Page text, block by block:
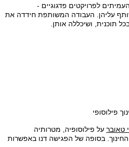
לפרויקטים פדגוגיים -
עליהן. העבודה המשותפת חידדה את
תוכנית, ושיכללה אותן.
פילוסופי
טאובר על פילוסופיה, מטרותיה
החינוך. בסופה של הפגישה דנו באפשרות